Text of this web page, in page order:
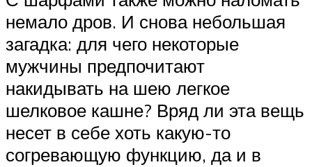
немало дров. И снова небольшая
загадка: для чего некоторые
мужчины предпочитают
накидывать на шею легкое
шелковое кашне? Вряд ли эта вещь
несет в себе хоть какую-то
согревающую функцию, да и в